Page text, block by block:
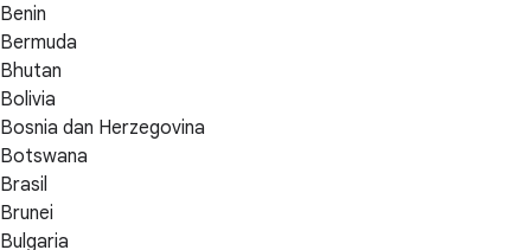
Benin
Bermuda
Bhutan
Bolivia
Bosnia dan Herzegovina
Botswana
Brasil
Brunei
Bulgaria